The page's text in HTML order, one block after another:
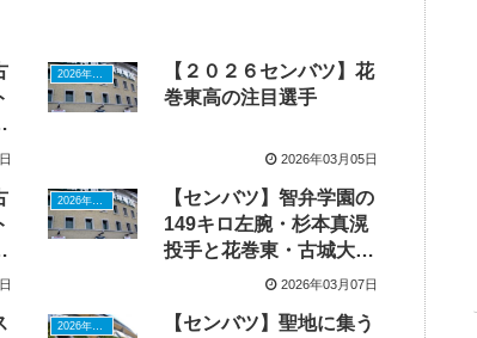
2026年ドラフトニュース
【２０２６センバツ】花
巻東高の注目選手
2026年03月05日
【センバツ】智弁学園の
149キロ左腕・杉本真滉
投手と花巻東・古城大翔
2026年03月07日
2026年ドラフトニュース
【センバツ】聖地に集う